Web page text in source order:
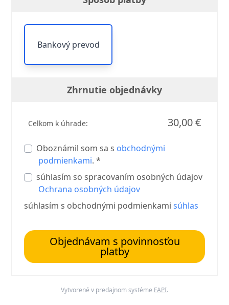
Bankový prevod
Zhrnutie objednávky
Celkom k úhrade: 30,00 €
Oboznámil som sa s obchodnými
podmienkami. *
súhlasím so spracovaním osobných údajov
Ochrana osobných údajov
súhlasím s obchodnými podmienkamisúhlas
Objednávam s povinnosťou
platby
Vytvorené v predajnom systéme FAPI.